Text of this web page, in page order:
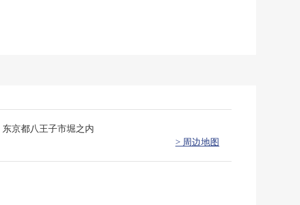
东京都八王子市堀之内
> 周边地图